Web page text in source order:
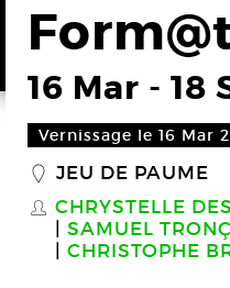
16 Mar - 18
Vernissage le 16 Mar
_ JEU DE PAUME
S CHRYSTELLE
SAMUEL
CHRISTOPHE